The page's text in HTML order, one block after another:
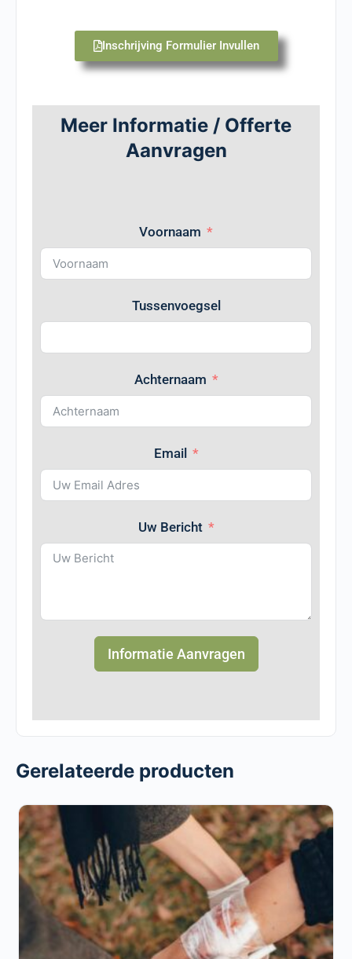
Inschrijving Formulier Invullen
Meer Informatie / Offerte
Aanvragen
Voornaam
Tussenvoegsel
Achternaam
Email
Uw Bericht
Informatie Aanvragen
Gerelateerde producten